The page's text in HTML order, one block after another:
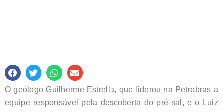
O geólogo Guilherme Estrella, que liderou na Petrobras a
equipe responsável pela descoberta do pré-sal, e o Luiz